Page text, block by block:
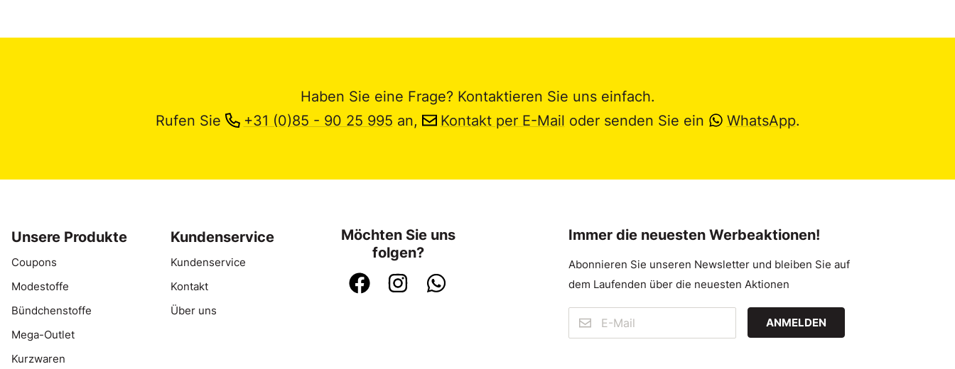
Haben Sie eine Frage? Kontaktieren Sie uns einfach.
Rufen Sie
+31 (0)85 - 90 25 995 an, Kontakt per E-Mail oder senden Sie ein WhatsApp.
Unsere Produkte
Coupons
Modestoffe
Bündchenstoffe
Mega-Outlet
Kurzwaren
Kundenservice
Kundenservice
Kontakt
Über uns
Möchten Sie uns
folgen?
Immer die neuesten Werbeaktionen!
Abonnieren Sie unseren Newsletter und bleiben Sie auf
dem Laufenden über die neuesten Aktionen
ANMELDEN